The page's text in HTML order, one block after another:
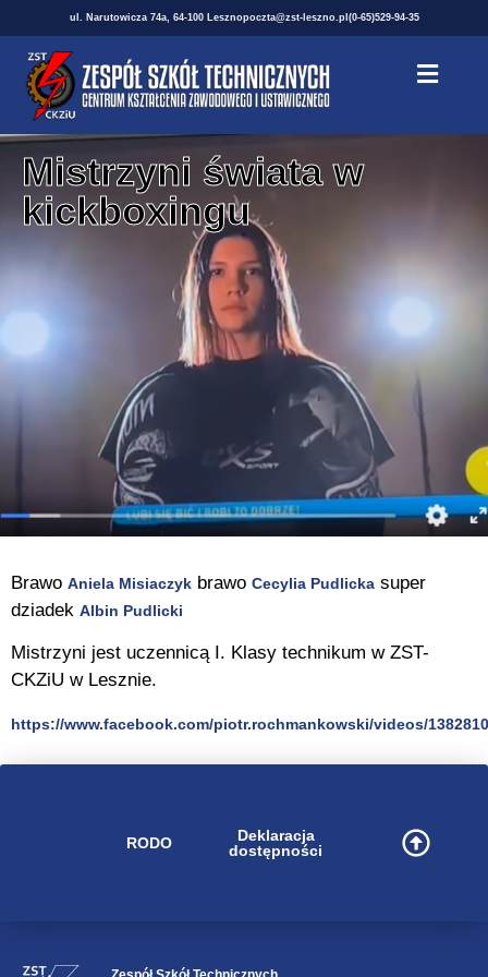
ul. Narutowicza 74a, 64-100 Lesznopoczta@zst-leszno.pl (0-65)529-94-35
Mistrzyni świata w
kickboxingu
Brawo Aniela Misiaczyk brawo Cecylia Pudlicka super
dziadek Albin Pudlicki
Mistrzyni jest uczennicą I. Klasy technikum w ZST-
CKZiU w Lesznie.
https://www.facebook.com/piotr.rochmankowski/videos/
RODO
Deklaracja
dostępności